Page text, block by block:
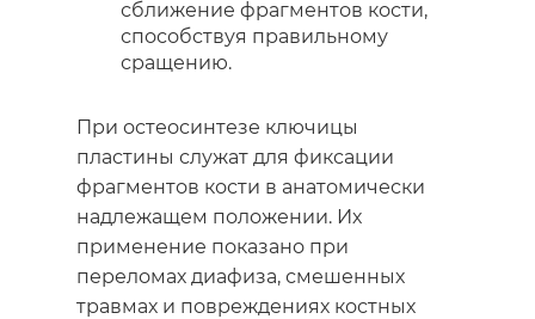
сближение фрагментов кости,
способствуя правильному
сращению.
При остеосинтезе ключицы
пластины служат для фиксации
фрагментов кости в анатомически
надлежащем положении. Их
применение показано при
переломах диафиза, смешенных
травмах и повреждениях костных